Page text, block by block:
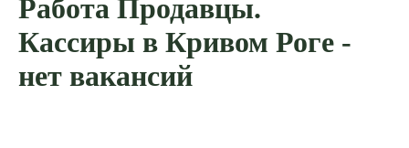
Работа Продавцы.
Кассиры в Кривом Роге -
нет вакансий